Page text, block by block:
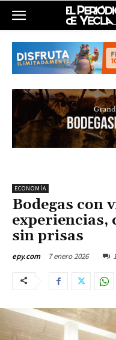
ECONOMÍA
Bodegas con
experiencias,
sin prisas
epy.com 7 enero 2026 1